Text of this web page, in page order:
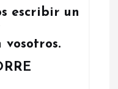
escribir un
vosotros.